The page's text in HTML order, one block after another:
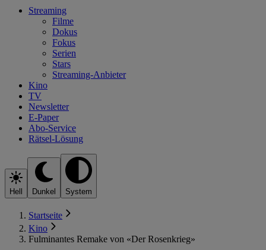
Streaming
Filme
Dokus
Fokus
Serien
Stars
Streaming-Anbieter
Kino
TV
Newsletter
E-Paper
Abo-Service
Rätsel-Lösung
Hell Dunkel System
Startseite
Kino
Fulminantes Remake von «Der Rosenkrieg»